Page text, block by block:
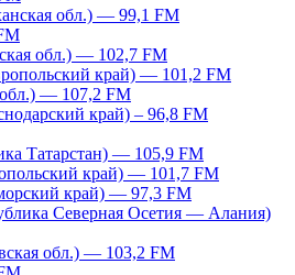
обл.) — 99,1 FM
обл.) — 102,7 FM
край) — 101,2 FM
обл.) — 107,2 FM
край) – 96,8 FM
Татарстан) — 105,9 FM
край) — 101,7 FM
край) — 97,3 FM
Северная Осетия — Алания)
обл.) — 103,2 FM